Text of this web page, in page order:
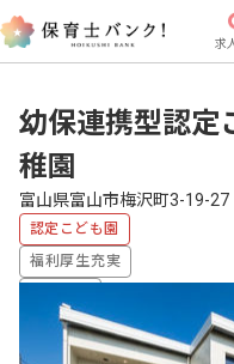
求
幼保連携型認定
稚園
富山県富山市梅沢町3-19-27
認定こども園
福利厚生充実
有給
研修充実